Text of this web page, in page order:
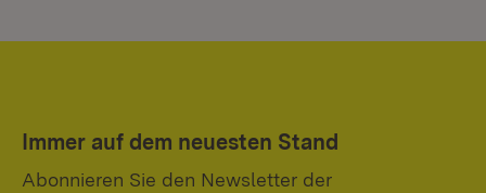
Immer auf dem neuesten Stand
Abonnieren Sie den Newsletter der